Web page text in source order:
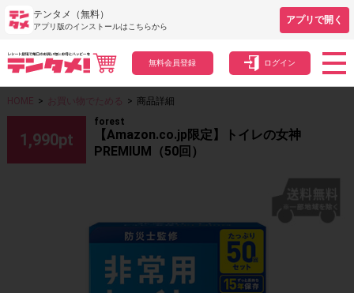
テンタメ（無料）
アプリ版のインストールはこちらから
アプリで開く
無料会員登録 ログイン
HOME > お買い物でためる > 商品詳細
1,990pt
forest
【Amazon.co.jp限定】トイレの女神
PREMIUM（50回）